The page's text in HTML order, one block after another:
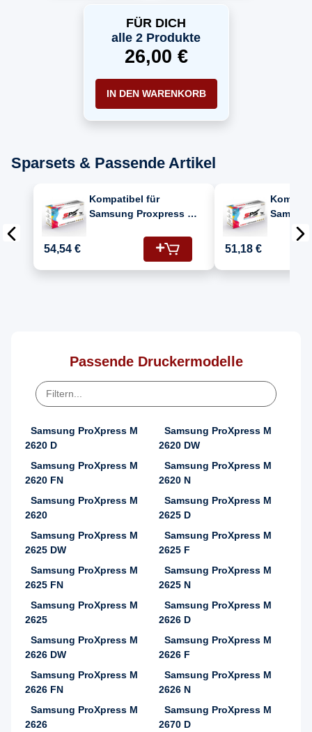
FÜR DICH
alle 2 Produkte
26,00 €
IN DEN WARENKORB
Sparsets & Passende Artikel
Kompatibel für
Samsung Proxpress M
Toner-Kit Schwarz
54,54 €
2826
Toner-
51,18 €
Passende Druckermodelle
Samsung ProXpress M
2620 D
Samsung ProXpress M
2620 DW
Samsung ProXpress M
2620 FN
Samsung ProXpress M
2620 N
Samsung ProXpress M
2620
Samsung ProXpress M
2625 D
Samsung ProXpress M
2625 DW
Samsung ProXpress M
2625 F
Samsung ProXpress M
2625 FN
Samsung ProXpress M
2625 N
Samsung ProXpress M
2625
Samsung ProXpress M
2626 D
Samsung ProXpress M
2626 DW
Samsung ProXpress M
2626 F
Samsung ProXpress M
2626 FN
Samsung ProXpress M
2626 N
Samsung ProXpress M
2626
Samsung ProXpress M
2670 D